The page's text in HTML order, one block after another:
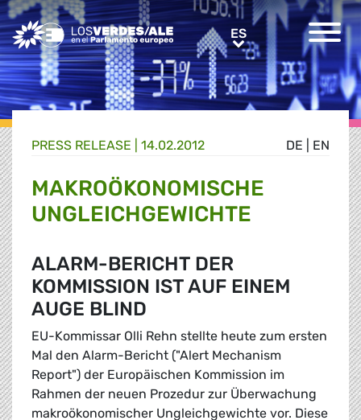
Greens/EFA Home ESES
DE EN
PRESS RELEASE | 14.02.2012
MAKROÖKONOMISCHE
UNGLEICHGEWICHTE
ALARM-BERICHT DER
KOMMISSION IST AUF EINEM
AUGE BLIND
EU-Kommissar Olli Rehn stellte heute zum ersten
Mal den Alarm-Bericht ("Alert Mechanism
Report") der Europäischen Kommission im
Rahmen der neuen Prozedur zur Überwachung
makroökonomischer Ungleichgewichte vor. Diese